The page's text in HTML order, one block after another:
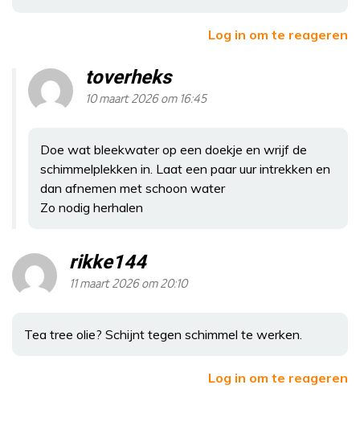
Log in om te reageren
toverheks
10 maart 2026 om 16:45
Doe wat bleekwater op een doekje en wrijf de
schimmelplekken in. Laat een paar uur intrekken en
dan afnemen met schoon water
Zo nodig herhalen
rikke144
11 maart 2026 om 20:10
Tea tree olie? Schijnt tegen schimmel te werken.
Log in om te reageren